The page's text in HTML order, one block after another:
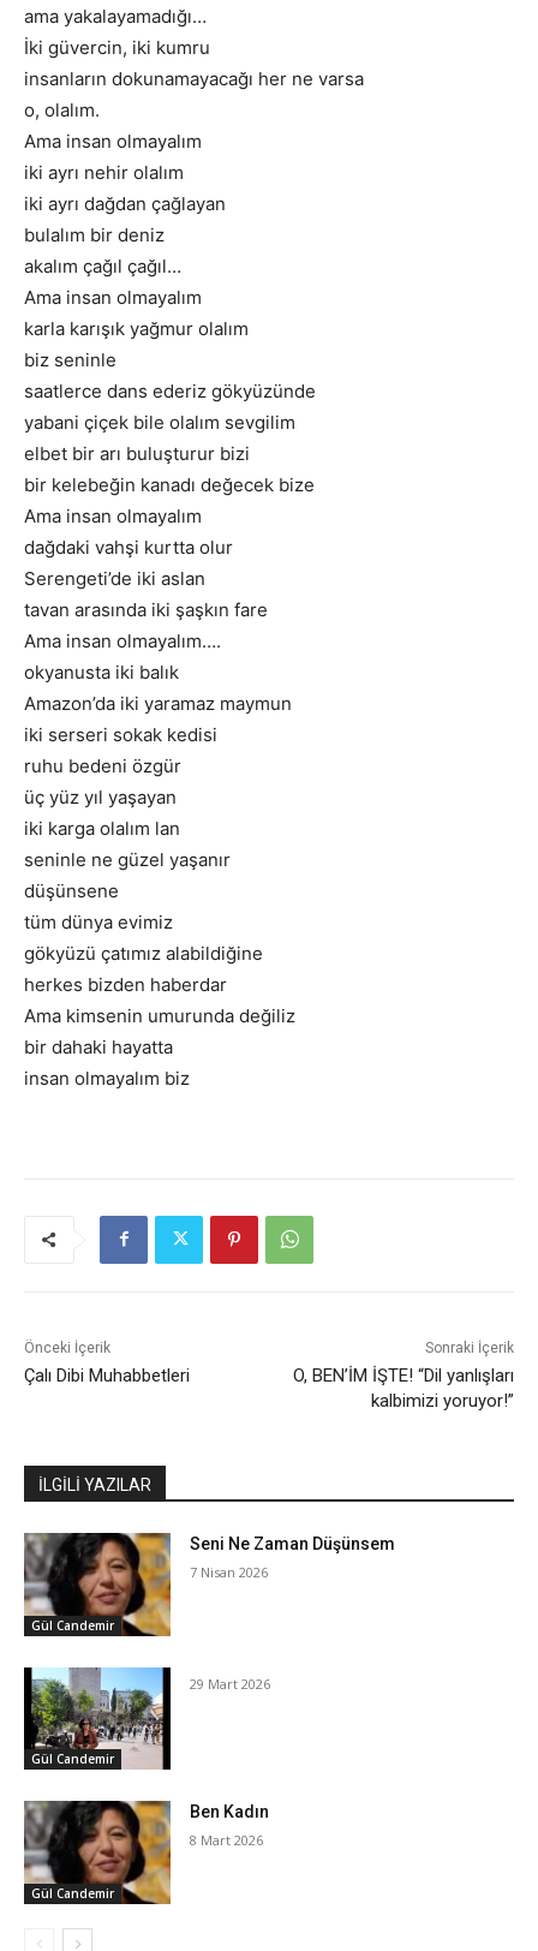
ama yakalayamadığı…
İki güvercin, iki kumru
insanların dokunamayacağı her ne varsa
o, olalım.
Ama insan olmayalım
iki ayrı nehir olalım
iki ayrı dağdan çağlayan
bulalım bir deniz
akalım çağıl çağıl…
Ama insan olmayalım
karla karışık yağmur olalım
biz seninle
saatlerce dans ederiz gökyüzünde
yabani çiçek bile olalım sevgilim
elbet bir arı buluşturur bizi
bir kelebeğin kanadı değecek bize
Ama insan olmayalım
dağdaki vahşi kurtta olur
Serengeti’de iki aslan
tavan arasında iki şaşkın fare
Ama insan olmayalım….
okyanusta iki balık
Amazon’da iki yaramaz maymun
iki serseri sokak kedisi
ruhu bedeni özgür
üç yüz yıl yaşayan
iki karga olalım lan
seninle ne güzel yaşanır
düşünsene
tüm dünya evimiz
gökyüzü çatımız alabildiğine
herkes bizden haberdar
Ama kimsenin umurunda değiliz
bir dahaki hayatta
insan olmayalım biz
Önceki İçerik
Çalı Dibi Muhabbetleri
Sonraki İçerik
O, BEN’İM İŞTE! “Dil yanlışları
kalbimizi yoruyor!”
İLGİLİ YAZILAR
Gül Candemir
Seni Ne Zaman Düşünsem
7 Nisan 2026
Gül Candemir
29 Mart 2026
Gül Candemir
Ben Kadın
8 Mart 2026